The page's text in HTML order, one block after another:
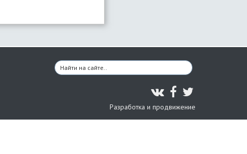
Разработка и продвижение